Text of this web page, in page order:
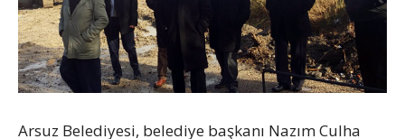
Arsuz Belediyesi, belediye başkanı Nazım Culha